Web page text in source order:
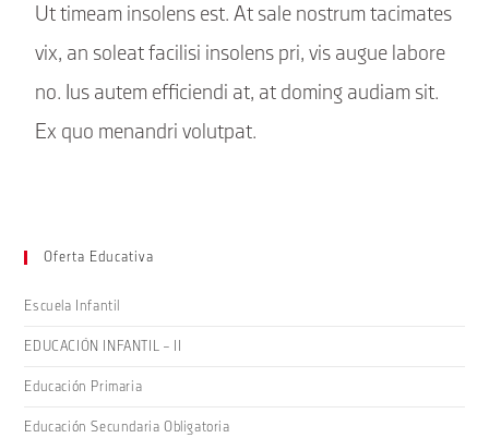
Ut timeam insolens est. At sale nostrum tacimates
vix, an soleat facilisi insolens pri, vis augue labore
no. Ius autem efficiendi at, at doming audiam sit.
Ex quo menandri volutpat.
Oferta Educativa
Escuela Infantil
EDUCACIÓN INFANTIL – II
Educación Primaria
Educación Secundaria Obligatoria